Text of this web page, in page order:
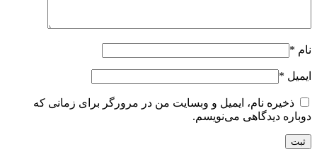
نام *
ایمیل *
ذخیره نام، ایمیل و وبسایت من در مرورگر برای زمانی که
دوباره دیدگاهی می‌نویسم.